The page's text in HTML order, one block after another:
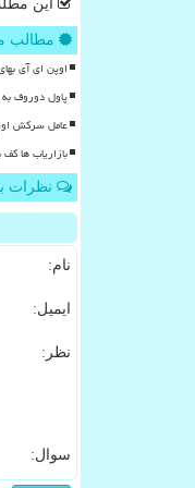
این
مطالب
اوپن ای آی
پاول دوروف
عامل سرکش
بازاریاب ها
نظرات
نام:
ایمیل:
نظر:
سوال: